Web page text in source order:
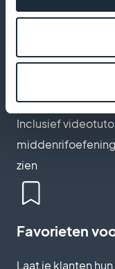
ondersteunen bij
Inclusief
zien
Favorieten
Laat je klanten